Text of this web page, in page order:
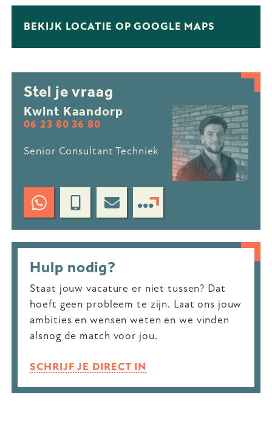
BEKIJK LOCATIE OP GOOGLE MAPS
Stel je vraag
Kwint Kaandorp
06 23 80 36 80
Senior Consultant Techniek
Hulp nodig?
Staat jouw vacature er niet tussen? Dat
hoeft geen probleem te zijn. Laat ons jouw
ambities en wensen weten en we vinden
alsnog de match voor jou.
SCHRIJF JE DIRECT IN